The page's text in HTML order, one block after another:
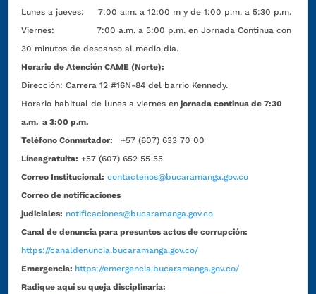
Lunes a jueves: 7:00 a.m. a 12:00 m y de 1:00 p.m. a 5:30 p.m.
Viernes: 7:00 a.m. a 5:00 p.m. en Jornada Continua con
30 minutos de descanso al medio día.
Horario de Atención CAME (Norte):
Dirección:Carrera 12 #16N-84 del barrio Kennedy.
Horario habitual de lunes a viernes en jornada continua de 7:30
a.m. a 3:00 p.m.
Teléfono Conmutador:
+57 (607) 633 70 00
Líneagratuita: +57 (607) 652 55 55
Correo Institucional: contactenos@bucaramanga.gov.co
Correo de notificaciones
judiciales: notificaciones@bucaramanga.gov.co
Canal de denuncia para presuntos actos de corrupción:
https://canaldenuncia.bucaramanga.gov.co/
Emergencia: https://emergencia.bucaramanga.gov.co/
Radique aquí su queja disciplinaria: